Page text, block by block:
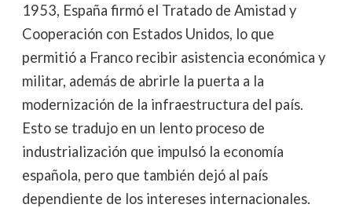
1953, España firmó el Tratado de Amistad y
Cooperación con Estados Unidos, lo que
permitió a Franco recibir asistencia económica y
militar, además de abrirle la puerta a la
modernización de la infraestructura del país.
Esto se tradujo en un lento proceso de
industrialización que impulsó la economía
española, pero que también dejó al país
dependiente de los intereses internacionales.